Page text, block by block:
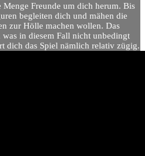
Freunde um dich herum. Bis
begleiten dich und mähen die
zur Hölle machen wollen. Das
in diesem Fall nicht unbedingt
dich das Spiel nämlich relativ zügig.